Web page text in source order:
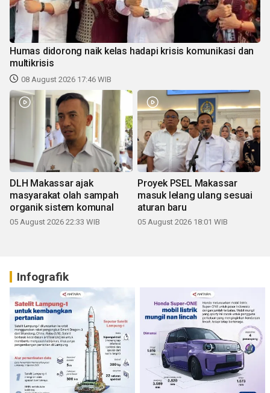
Humas didorong naik kelas hadapi krisis komunikasi dan
multikrisis
08 August 2026 17:46 WIB
DLH Makassar ajak
masyarakat olah sampah
organik sistem komunal
05 August 2026 22:33 WIB
Proyek PSEL Makassar
masuk lelang ulang sesuai
aturan baru
05 August 2026 18:01 WIB
Infografik